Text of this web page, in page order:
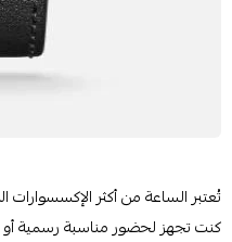
تُعتبر الساعة من أكثر
كنت تجهز لحضور مناسبة رسمية أو